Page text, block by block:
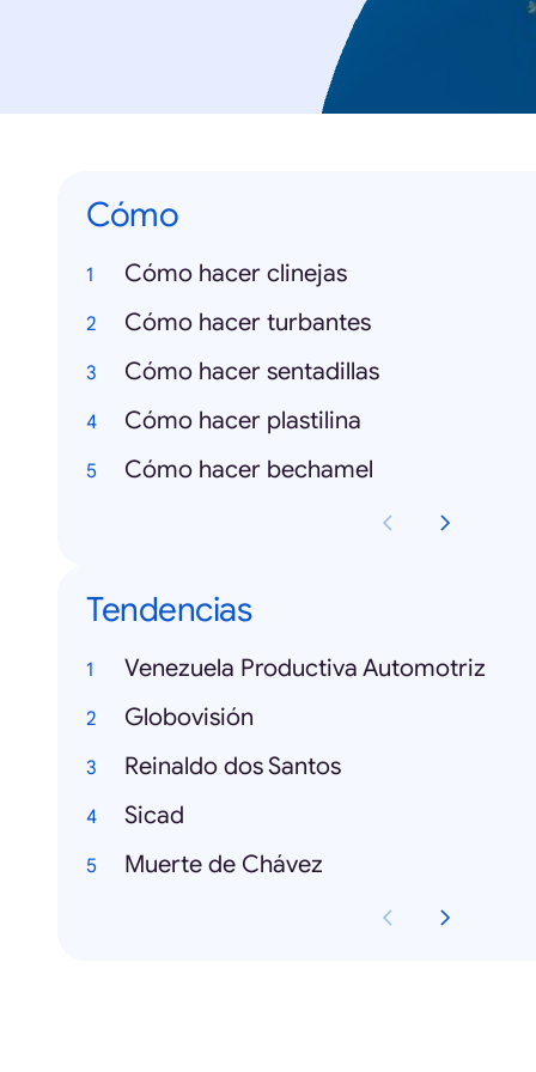
Cómo
Cómo hacer clinejas
Cómo hacer turbantes
Cómo hacer sentadillas
Cómo hacer plastilina
Cómo hacer bechamel
Tendencias
Venezuela Productiva Automotriz
Globovisión
Reinaldo dos Santos
Sicad
Muerte de Chávez